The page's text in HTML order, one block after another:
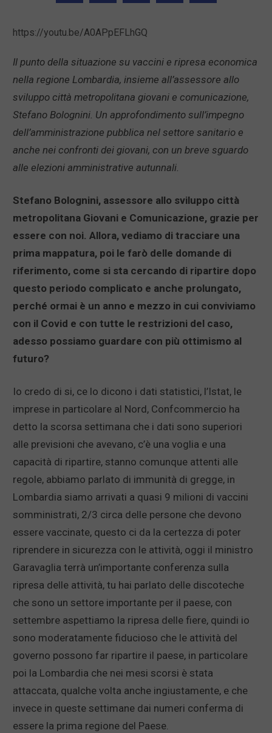
https://youtu.be/A0APpEFLhGQ
Il punto della situazione su vaccini e ripresa economica
nella regione Lombardia, insieme all’assessore allo
sviluppo città metropolitana giovani e comunicazione,
Stefano Bolognini. Un approfondimento sull’impegno
dell’amministrazione pubblica nel settore sanitario e
anche nei confronti dei giovani, con un breve sguardo
alle elezioni amministrative autunnali.
Stefano Bolognini, assessore allo sviluppo città
metropolitana Giovani e Comunicazione, grazie per
essere con noi. Allora, vediamo di tracciare una
prima mappatura, poi le farò delle domande di
riferimento, come si sta cercando di ripartire dopo
questo periodo complicato e anche prolungato,
perché ormai è un anno e mezzo in cui conviviamo
con il Covid e con tutte le restrizioni del caso,
adesso possiamo guardare con più ottimismo al
futuro?
Io credo di si, ce lo dicono i dati statistici, l’Istat, le
imprese in particolare al Nord, Confcommercio ha
detto la scorsa settimana che i dati sono superiori
alle previsioni che avevano, c’è una voglia e una
capacità di ripartire, stanno comunque attenti alle
regole, abbiamo parlato di immunità di gregge, in
Lombardia siamo arrivati a quasi 9 milioni di vaccini
somministrati, 2/3 circa delle persone che devono
essere vaccinate, questo ci da la certezza di poter
riprendere in sicurezza con le attività, oggi il ministro
Garavaglia terrà un’importante conferenza sulla
ripresa delle attività, tu hai parlato delle discoteche
che sono un settore importante per il paese, con
settembre aspettiamo la ripresa delle fiere, quindi io
sono moderatamente fiducioso che le attività del
governo possono far ripartire il paese, in particolare
poi la Lombardia che nei mesi scorsi è stata
attaccata, qualche volta anche ingiustamente, e che
invece in queste settimane dai numeri conferma di
essere la prima regione del Paese.